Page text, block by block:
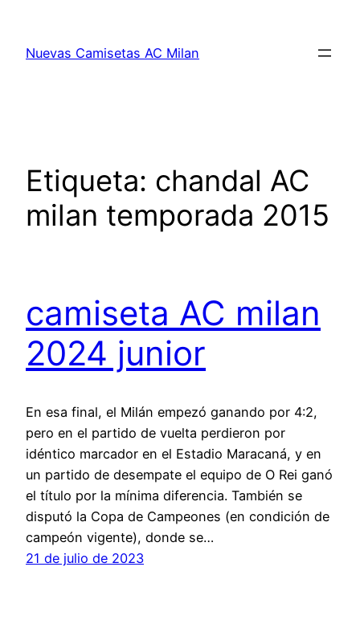
contenido
Nuevas Camisetas AC Milan
Etiqueta: chandal AC
milan temporada 2015
camiseta AC milan
2024 junior
En esa final, el Milán empezó ganando por 4:2,
pero en el partido de vuelta perdieron por
idéntico marcador en el Estadio Maracaná, y en
un partido de desempate el equipo de O Rei ganó
el título por la mínima diferencia. También se
disputó la Copa de Campeones (en condición de
campeón vigente), donde se…
21 de julio de 2023